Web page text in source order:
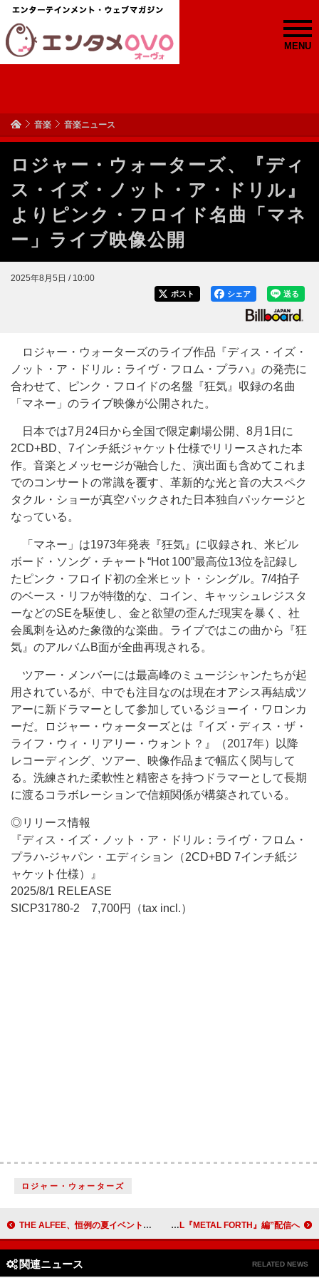
MENU
音楽 音楽ニュース
ロジャー・ウォーターズ、『ディ
ス・イズ・ノット・ア・ドリル』
よりピンク・フロイド名曲「マネ
ー」ライブ映像公開
2025年8月5日 / 10:00
送る
シェア
ポスト
ロジャー・ウォーターズのライブ作品『ディス・イズ・
ノット・ア・ドリル：ライヴ・フロム・プラハ』の発売に
合わせて、ピンク・フロイドの名盤『狂気』収録の名曲
「マネー」のライブ映像が公開された。
日本では7月24日から全国で限定劇場公開、8月1日に
2CD+BD、7インチ紙ジャケット仕様でリリースされた本
作。音楽とメッセージが融合した、演出面も含めてこれま
でのコンサートの常識を覆す、革新的な光と音の大スペク
タクル・ショーが真空パックされた日本独自パッケージと
なっている。
「マネー」は1973年発表『狂気』に収録され、米ビル
ボード・ソング・チャート“Hot 100”最高位13位を記録し
たピンク・フロイド初の全米ヒット・シングル。7/4拍子
のベース・リフが特徴的な、コイン、キャッシュレジスタ
ーなどのSEを駆使し、金と欲望の歪んだ現実を暴く、社
会風刺を込めた象徴的な楽曲。ライブではこの曲から『狂
気』のアルバムB面が全曲再現される。
ツアー・メンバーには最高峰のミュージシャンたちが起
用されているが、中でも注目なのは現在オアシス再結成ツ
アーに新ドラマーとして参加しているジョーイ・ワロンカ
ーだ。ロジャー・ウォーターズとは『イズ・ディス・ザ・
ライフ・ウィ・リアリー・ウォント？』（2017年）以降
レコーディング、ツアー、映像作品まで幅広く関与して
る。洗練された柔軟性と精密さを持つドラマーとして長期
に渡るコラボレーションで信頼関係が構築されている。
◎リリース情報
『ディス・イズ・ノット・ア・ドリル：ライヴ・フロム・
プラハ-ジャパン・エディション（2CD+BD 7インチ紙ジ
ャケット仕様）』
2025/8/1 RELEASE
SICP31780-2 7,700円（tax incl.）
ロジャー・ウォーターズ
THE ALFEE、恒例の夏イベント開催 バンドにおけるコンサート本数記録更新 BABYMETAL、ショッピング番組『BABYNET DA DA DA』“ニューAL『METAL FORTH』編”配信へ
関連ニュース RELATED NEWS